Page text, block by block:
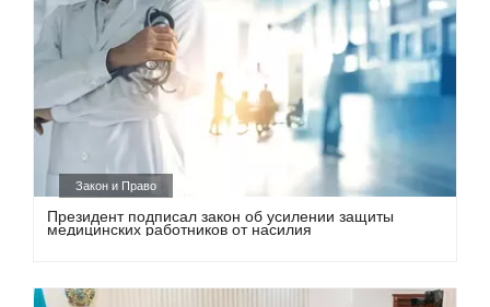
Закон и Право
Президент подписал закон об усилении защиты
медицинских работников от насилия